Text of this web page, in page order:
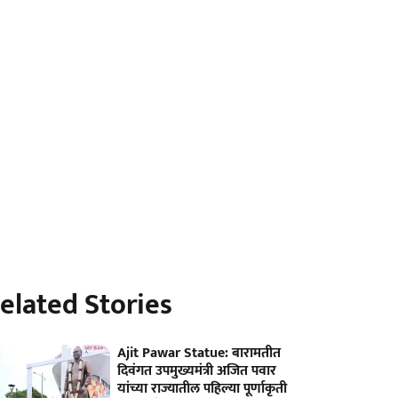
Stories
Ajit Pawar Statue: बारामतीत
दिवंगत उपमुख्यमंत्री अजित पवार
यांच्या राज्यातील पहिल्या पूर्णाकृती